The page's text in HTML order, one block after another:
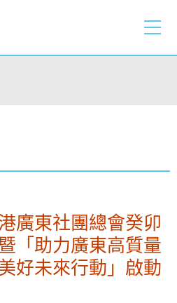
廣東社團總會癸卯
「助力廣東高質量
好未來行動」啟動